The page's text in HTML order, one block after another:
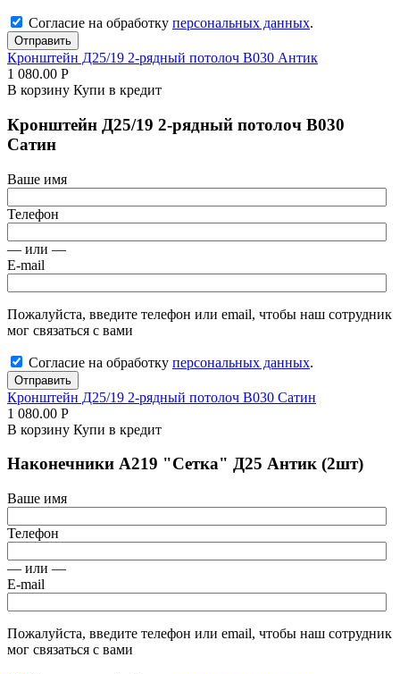
Согласие на обработку персональных данных.
Отправить
Кронштейн Д25/19 2-рядный потолоч В030 Антик
1 080.00 Р
В корзину Купи в кредит
Кронштейн Д25/19 2-рядный потолоч В030
Сатин
Ваше имя
Телефон
— или —
E-mail
Пожалуйста, введите телефон или email, чтобы наш сотрудник
мог связаться с вами
Согласие на обработку персональных данных.
Отправить
Кронштейн Д25/19 2-рядный потолоч В030 Сатин
1 080.00 Р
В корзину Купи в кредит
Наконечники А219 "Сетка" Д25 Антик (2шт)
Ваше имя
Телефон
— или —
E-mail
Пожалуйста, введите телефон или email, чтобы наш сотрудник
мог связаться с вами